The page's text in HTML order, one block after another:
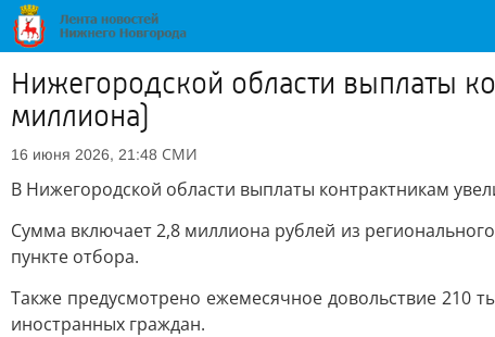
Нижегородской области выплаты
миллиона)
16 июня 2026, 21:48 СМИ
В Нижегородской области выплаты контрактникам
Сумма включает 2,8 миллиона рублей из
пункте отбора.
Также предусмотрено ежемесячное довольствие 210
иностранных граждан.